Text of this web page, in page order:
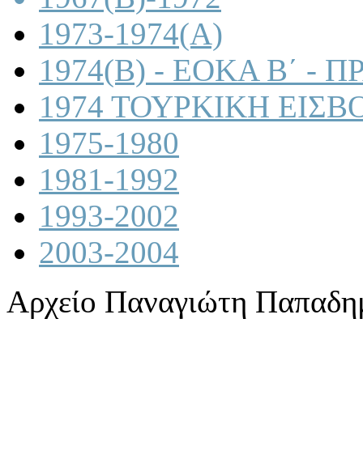
1973-1974(A)
1974(B) - ΕΟΚΑ Β΄ -
1974 ΤΟΥΡΚΙΚΗ
1975-1980
1981-1992
1993-2002
2003-2004
Αρχείο Παναγιώτη